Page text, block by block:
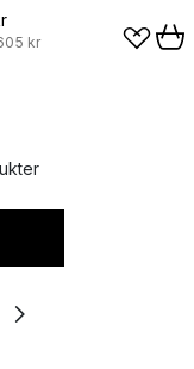
kr